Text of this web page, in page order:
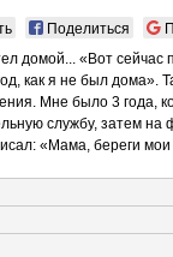
Поделиться
домой... «Вот сейчас
как я не был дома».
Мне было 3 года,
службу, затем на
«Мама, береги мои